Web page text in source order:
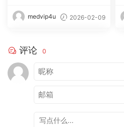
medvip4u 2026-02-09
评论 0